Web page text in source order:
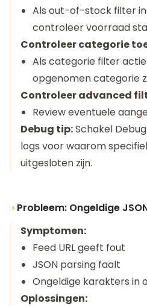
Als out-of-stock filter
controleer voorraad
Controleer categorie
Als categorie filter
opgenomen categorie
Controleer advanced
Review eventuele
Debug tip:Schakel
logs voor waarom
uitgesloten zijn.
Probleem: Ongeldige
Symptomen:
Feed URL geeft fout
JSON parsing faalt
Ongeldige karakters in
Oplossingen: